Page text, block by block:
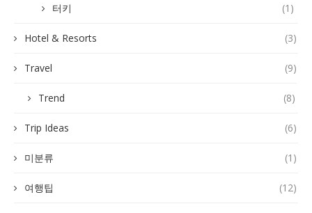
터키 (1)
Hotel & Resorts (3)
Travel (9)
Trend (8)
Trip Ideas (6)
미분류 (1)
여행팁 (12)